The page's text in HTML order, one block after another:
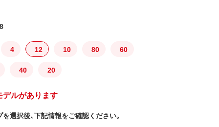
4 12 10 80 60
40 20
ルがあります
選択後、下記情報をご確認ください。